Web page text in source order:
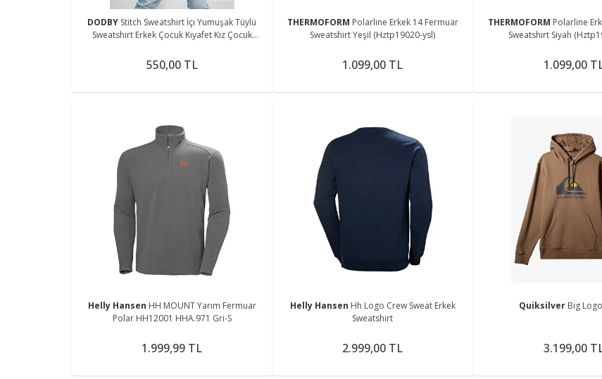
DODBY Stitch Sweatshirt İçi Yumuşak Tüylü
Sweatshirt Erkek Çocuk Kıyafet Kız Çocuk
550,00 TL
THERMOFORM Polarline Erkek 14 Fermuar
Sweatshirt Yeşil (Hztp19020-ysl)
1.099,00 TL
THERMOFORM Polarline
Sweatshirt Siyah
1.099,00
Helly Hansen HH MOUNT Yarım Fermuar
Polar HH12001 HHA.971 Gri-S
1.999,99 TL
Helly Hansen Hh Logo Crew Sweat Erkek
Sweatshirt
2.999,00 TL
Quiksilver Big
3.199,00